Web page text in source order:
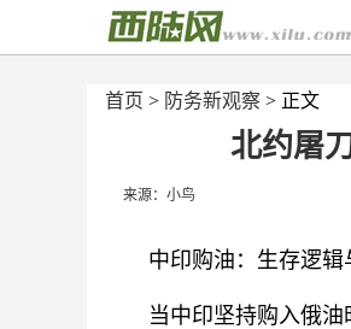
首页 > 防务新观察 > 正文
北约屠
来源：小鸟
中印购油：生存逻
当中印坚持购入俄